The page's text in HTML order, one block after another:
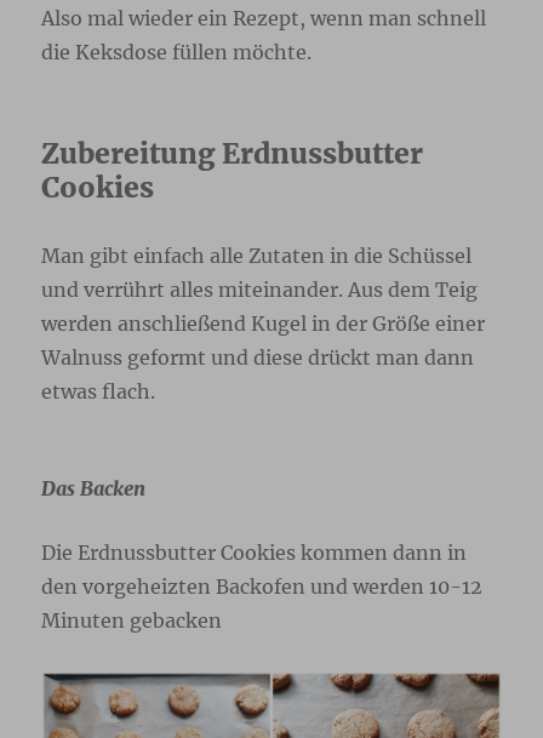
Also mal wieder ein Rezept, wenn man schnell
die Keksdose füllen möchte.
Zubereitung Erdnussbutter
Cookies
Man gibt einfach alle Zutaten in die Schüssel
und verrührt alles miteinander. Aus dem Teig
werden anschließend Kugel in der Größe einer
Walnuss geformt und diese drückt man dann
etwas flach.
Das Backen
Die Erdnussbutter Cookies kommen dann in
den vorgeheizten Backofen und werden 10-12
Minuten gebacken